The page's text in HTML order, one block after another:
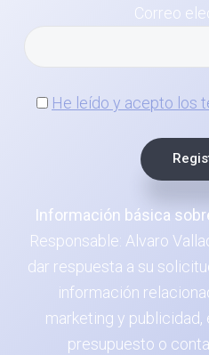
Correo
He leído y acepto los
Información básica
Responsable: Alvaro
dar respuesta a su
información
marketing y
presupuesto o